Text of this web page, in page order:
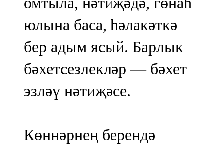
юлына баса, һәлакәткә
бер адым ясый. Барлык
бәхетсезлекләр — бәхет
эзләү нәтиҗәсе.
Көннәрнең берендә